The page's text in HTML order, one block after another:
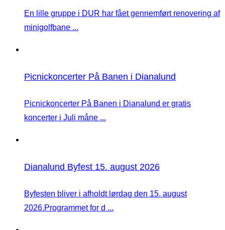
En lille gruppe i DUR har fået gennemført renovering af
minigolfbane ...
Picnickoncerter På Banen i Dianalund
Picnickoncerter På Banen i Dianalund er gratis
koncerter i Juli måne ...
Dianalund Byfest 15. august 2026
Byfesten bliver i afholdt lørdag den 15. august
2026.Programmet for d ...